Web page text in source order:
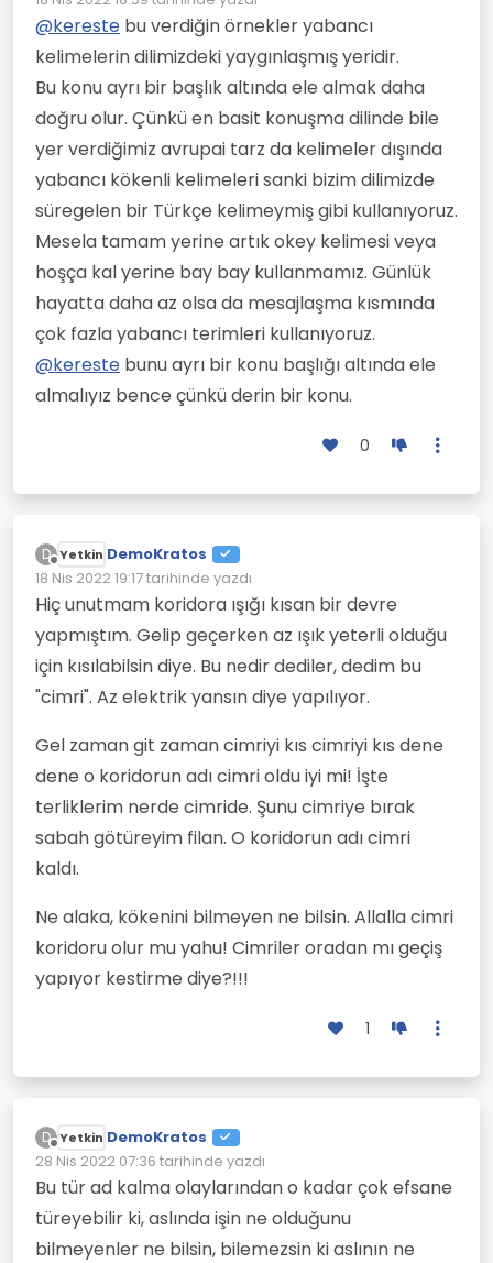
etkenler de var. Bunların birisi din olsa
gerek.
yeterli. Herkes ne demek istediğinizi şıp
diye anlar.
Mesela "Türkis" kelimesi Türk taşı
anlamına gelir, çünkü bu mineral eskiden
Türkiye´de sıkça kullanılırmış ve ticaret
yolları üzerinden Avrupa´ya kadar gelmiş
Tam tersi bir durum da var. Antalya´da
tatildeydim ve şehirdeki bir lokantada
yemek kartına bakarken "Şnitzel"
gördüğümde bir hayli gülmüştüm.
Son düzenleyen:
@kereste bu verdiğin örnekler yabancı
kelimelerin dilimizdeki yaygınlaşmış yeridir.
Bu konu ayrı bir başlık altında ele almak daha
doğru olur. Çünkü en basit konuşma dilinde bile
yer verdiğimiz avrupai tarz da kelimeler dışında
yabancı kökenli kelimeleri sanki bizim dilimizde
süregelen bir Türkçe kelimeymiş gibi kullanıyoruz.
Mesela tamam yerine artık okey kelimesi veya
hoşça kal yerine bay bay kullanmamız. Günlük
hayatta daha az olsa da mesajlaşma kısmında
çok fazla yabancı terimleri kullanıyoruz.
@kereste bunu ayrı bir konu başlığı altında ele
almalıyız bence çünkü derin bir konu.
0
D
Çevrimdışı
Yetkin DemoKratos
18 Nis 2022 19:17tarihinde yazdı
Son düzenleyen:
Hiç unutmam koridora ışığı kısan bir devre
yapmıştım. Gelip geçerken az ışık yeterli olduğu
için kısılabilsin diye. Bu nedir dediler, dedim bu
"cimri". Az elektrik yansın diye yapılıyor.
Gel zaman git zaman cimriyi kıs cimriyi kıs dene
dene o koridorun adı cimri oldu iyi mi! İşte
terliklerim nerde cimride. Şunu cimriye bırak
sabah götüreyim filan. O koridorun adı cimri
kaldı.
Ne alaka, kökenini bilmeyen ne bilsin. Allalla cimri
koridoru olur mu yahu! Cimriler oradan mı geçiş
yapıyor kestirme diye?!!!
1
D
Çevrimdışı
Yetkin DemoKratos
28 Nis 2022 07:36 tarihinde yazdı
Son düzenleyen:
Bu tür ad kalma olaylarından o kadar çok efsane
türeyebilir ki, aslında işin ne olduğunu
bilmeyenler ne bilsin, bilemezsin ki aslının ne